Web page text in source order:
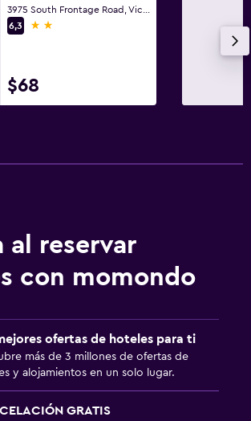
cama
privado
6,3
2 estrellas
$68
al reservar
con momondo
ofertas de hoteles para ti
más de 3 millones de ofertas de
y alojamientos en un solo lugar.
GRATIS